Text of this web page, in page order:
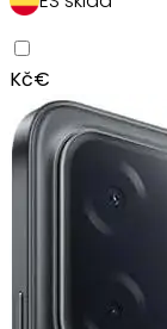
Kč€